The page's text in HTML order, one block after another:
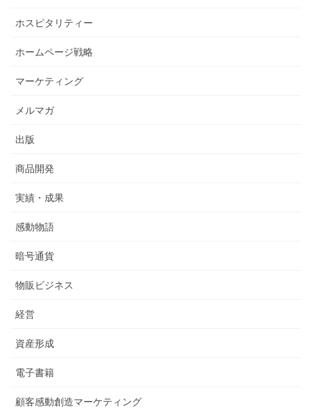
ホスピタリティー
ホームページ戦略
マーケティング
メルマガ
出版
商品開発
実績・成果
感動物語
暗号通貨
物販ビジネス
経営
資産形成
電子書籍
顧客感動創造マーケティング